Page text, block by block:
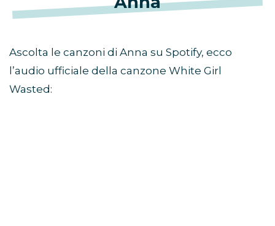
Ascolta le canzoni di Anna su Spotify, ecco
l’audio ufficiale della canzone White Girl
Wasted: